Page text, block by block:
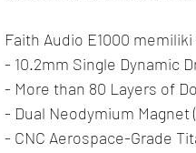
Faith Audio E1000
- 10.2mm Single Dynamic
- More than 80 Layers of
- Dual Neodymium Magnet
- CNC Aerospace-Grade